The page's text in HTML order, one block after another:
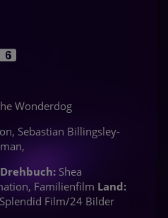
Wonderdog
Sebastian Billingsley-
Drehbuch: Shea
Familienfilm Land:
Splendid Film/24 Bilder